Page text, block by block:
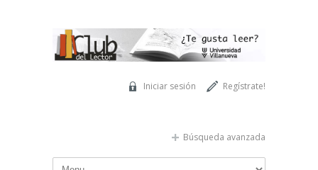
Regístrate!
Iniciar sesión
Búsqueda avanzada